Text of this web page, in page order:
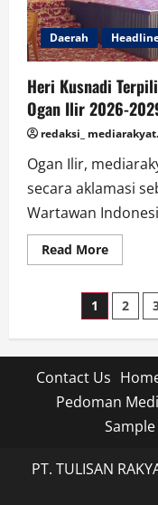
Daerah
Heri Kusnadi
Ogan Ilir 2026-
redaksi_
Ogan Ilir,
secara aklamasi
Wartawan
Read MoreRead
more
Kusnadi
Terpilih
Siap
PWI
Ogan
Ilir
2026-
2029
pos
1 2
Contact Us
Pedoman
PT. TULISAN